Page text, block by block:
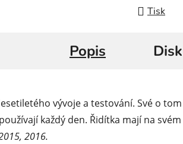
Tisk
Popis
vývoje a testování. Své o
každý den. Řidítka mají na
2016.